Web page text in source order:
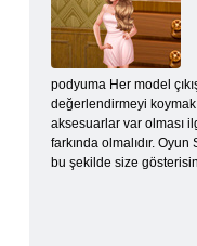
Moda Valkyries
podyuma Her model
değerlendirmeyi
aksesuarlar var olması
farkında olmalıdır.
bu şekilde size